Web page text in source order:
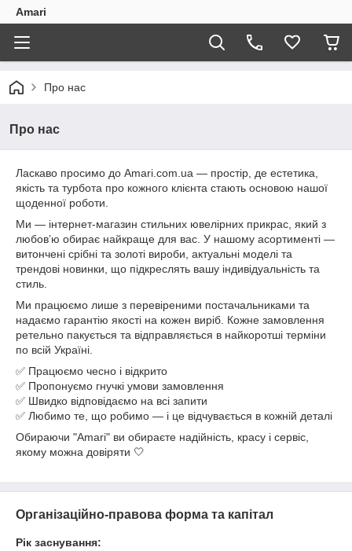
Amari
Про нас
Про нас
Ласкаво просимо до Amari.com.ua — простір, де естетика,
якість та турбота про кожного клієнта стають основою нашої
щоденної роботи.
Ми — інтернет-магазин стильних ювелірних прикрас, який з
любов’ю обирає найкраще для вас. У нашому асортименті —
витончені срібні та золоті вироби, актуальні моделі та
трендові новинки, що підкреслять вашу індивідуальність та
стиль.
Ми працюємо лише з перевіреними постачальниками та
надаємо гарантію якості на кожен виріб. Кожне замовлення
ретельно пакується та відправляється в найкоротші терміни
по всій Україні.
✅ Працюємо чесно і відкрито
✅ Пропонуємо гнучкі умови замовлення
✅ Швидко відповідаємо на всі запити
✅ Любимо те, що робимо — і це відчувається в кожній деталі
Обираючи "Amari" ви обираєте надійність, красу і сервіс,
якому можна довіряти 🤍
Організаційно-правова форма та капітал
Рік заснування: